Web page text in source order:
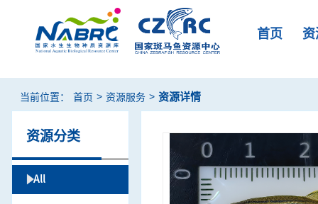
首页
当前位置： 首页 > 资源服务 > 资源详情
资源分类
All